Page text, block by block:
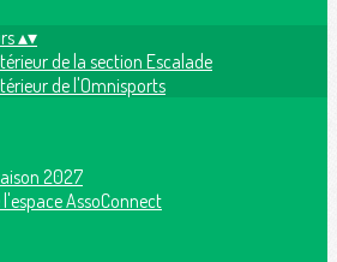
▴▾
de la section Escalade
de l'Omnisports
2027
AssoConnect